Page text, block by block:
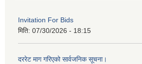
Invitation For Bids
मिति: 07/30/2026 - 18:15
दररेट माग गरिएको सार्वजनिक सूचना।